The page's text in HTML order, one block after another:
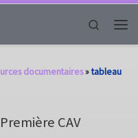
Search
documentaires»tableau
CAV